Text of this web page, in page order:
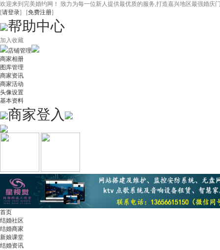
欢迎来到完美婚约网！ 致力为每一位新人提供最优质的服务,打造嘉兴地区最强婚庆
[请登录] [免费注册]
帮助中心
加入收藏
店铺管理
商家相册
图库管理
商家资讯
商家活动
头像设置
基本资料
商家登入
首页
结婚社区
结婚商家
新娘课堂
结婚资讯